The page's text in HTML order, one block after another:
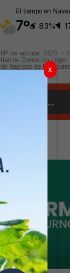
El tiempo en
7º 83%
Nº de edición 3373 -
Ibarra. Domicilio
de Registro de lax